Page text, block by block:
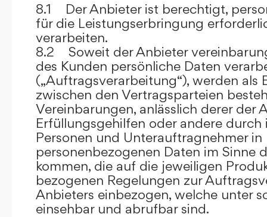
8.1 Der Anbieter ist berechtigt,
für die Leistungserbringung
verarbeiten.
8.2 Soweit der Anbieter
des Kunden persönliche Daten
(„Auftragsverarbeitung“), werden als
zwischen den Vertragsparteien
Vereinbarungen, anlässlich derer der
Erfüllungsgehilfen oder andere
Personen und Unterauftragnehmer
personenbezogenen Daten im Sinne
kommen, die auf die jeweiligen
bezogenen Regelungen zur
Anbieters einbezogen, welche unter
einsehbar und abrufbar sind.